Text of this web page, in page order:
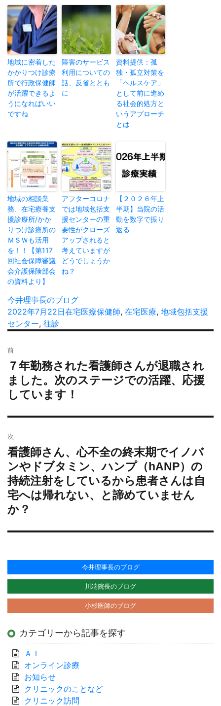
地域に密着した
かかりつけ診療
所で行政保健師
が活躍できるよ
うになればいい
ですね
障害のサービス
利用についての
話、反省ととも
に
資料提供：孤
独・孤立対策を
「ヘルスケア」
として前に進め
る社会的処方と
いうアプローチ
とは
地域の相談業
務、在宅療養支
援診療所/かか
りつけ診療所の
ＭＳＷも活用
を！！【第117
回社会保障審議
会介護保険部会
の資料より】
アフターコロナ
では地域包括支
援センターの重
要性がクローズ
アップされると
考えていますが
どうでしょうか
ね？
【２０２６年上
半期】当院の活
動を数字で振り
返る
投
稿
者
今井理事長のブログ
投
稿
2022年7月22日カ
ー
在宅医療タ
保健師, 在宅医療, 地域包括支援
センター, 往診
稿
ナ
ビ
ゲ
シ
ョ
ン
前
過
去
の
投
７年勤務された看護師さんが退職され
ました。次のステージでの活躍、応援
しています！
次
次
の
投
稿:
看護師さん、心不全の終末期でイノバ
ンやドブタミン、ハンプ（hANP）の
持続注射をしているから患者さんは自
宅へは帰れない、と諦めていません
か？
今井理事長のブログ
川端院長のブログ
小杉医師のブログ
カテゴリーから記事を探す
ＡＩ
オンライン診療
お知らせ
クリニックのことなど
クリニック訪問